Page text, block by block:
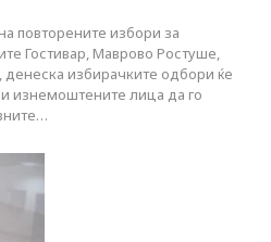
повторените избори за
Гостивар, Маврово Ростуше,
избирачките одбори ќе
изнемоштените лица да го